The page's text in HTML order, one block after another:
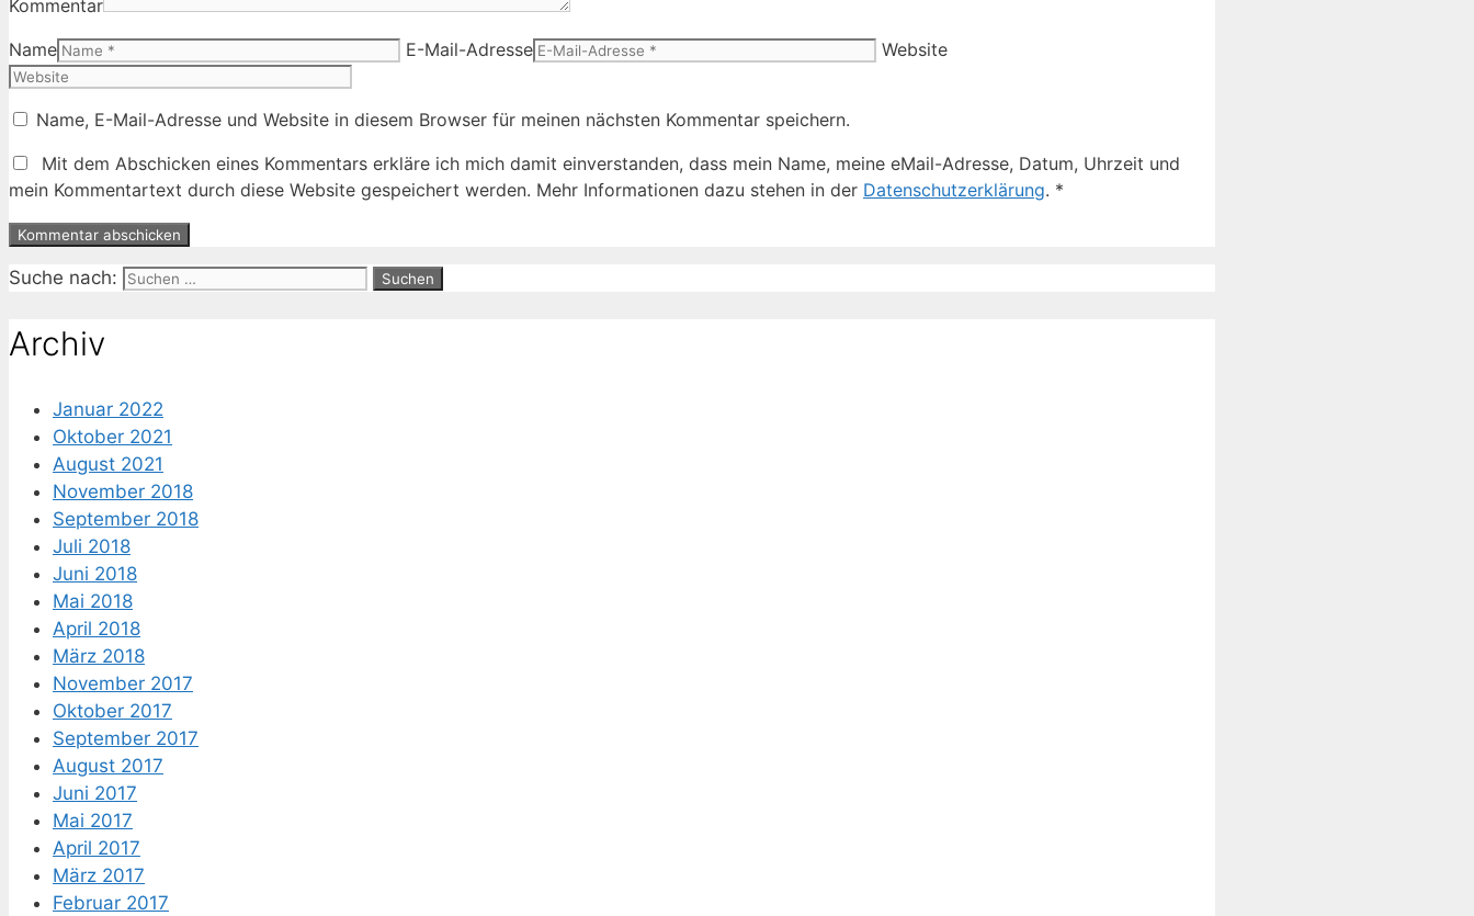
Kommentar
Name
E-Mail-Adresse Website
Name, E-Mail-Adresse und Website in diesem Browser für meinen nächsten Kommentar speichern.
Mit dem Abschicken eines Kommentars erkläre ich mich damit einverstanden, dass mein Name, meine eMail-Adresse, Datum, Uhrzeit und
mein Kommentartext durch diese Website gespeichert werden. Mehr Informationen dazu stehen in der Datenschutzerklärung. *
Suche nach:
Archiv
Januar 2022
Oktober 2021
August 2021
November 2018
September 2018
Juli 2018
Juni 2018
Mai 2018
April 2018
März 2018
November 2017
Oktober 2017
September 2017
August 2017
Juni 2017
Mai 2017
April 2017
März 2017
Februar 2017